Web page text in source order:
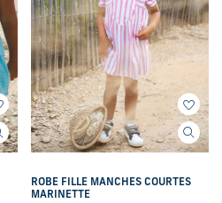
ROBE FILLE MANCHES COURTES
MARINETTE